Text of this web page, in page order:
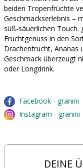
beiden Tropenfrüchte
Geschmackserlebnis –
süß-säuerlichen Touch.
Fruchtgenuss in den
Drachenfrucht, Ananas
Geschmack überzeugt
oder Longdrink.
Facebook - granini
Instagram - granini
DEINE